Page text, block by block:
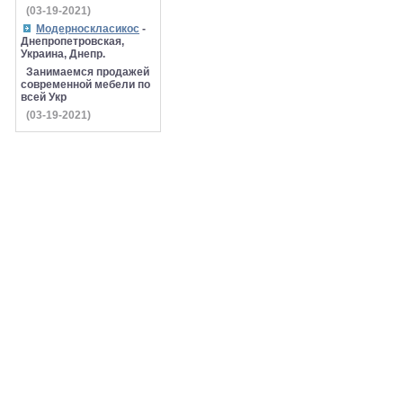
(03-19-2021)
Модерноскласикос -
Днепропетровская,
Украина, Днепр.
Занимаемся продажей
современной мебели по
всей Укр
(03-19-2021)